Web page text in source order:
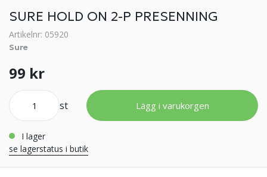
SURE HOLD ON 2-P PRESENNING
Artikelnr: 05920
Sure
99 kr
st Lägg i varukorgen
i lager
se lagerstatus i butik